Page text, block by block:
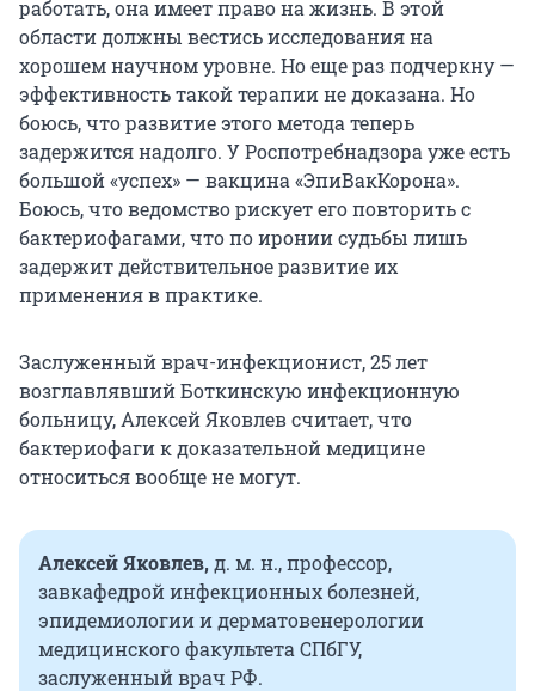
работать, она имеет право на жизнь. В этой
области должны вестись исследования на
хорошем научном уровне. Но еще раз подчеркну —
эффективность такой терапии не доказана. Но
боюсь, что развитие этого метода теперь
задержится надолго. У Роспотребнадзора уже есть
большой «успех» — вакцина «ЭпиВакКорона».
Боюсь, что ведомство рискует его повторить с
бактериофагами, что по иронии судьбы лишь
задержит действительное развитие их
применения в практике.
Заслуженный врач-инфекционист, 25 лет
возглавлявший Боткинскую инфекционную
больницу, Алексей Яковлев считает, что
бактериофаги к доказательной медицине
относиться вообще не могут.
Алексей Яковлев, д. м. н., профессор,
завкафедрой инфекционных болезней,
эпидемиологии и дерматовенерологии
медицинского факультета СПбГУ,
заслуженный врач РФ.